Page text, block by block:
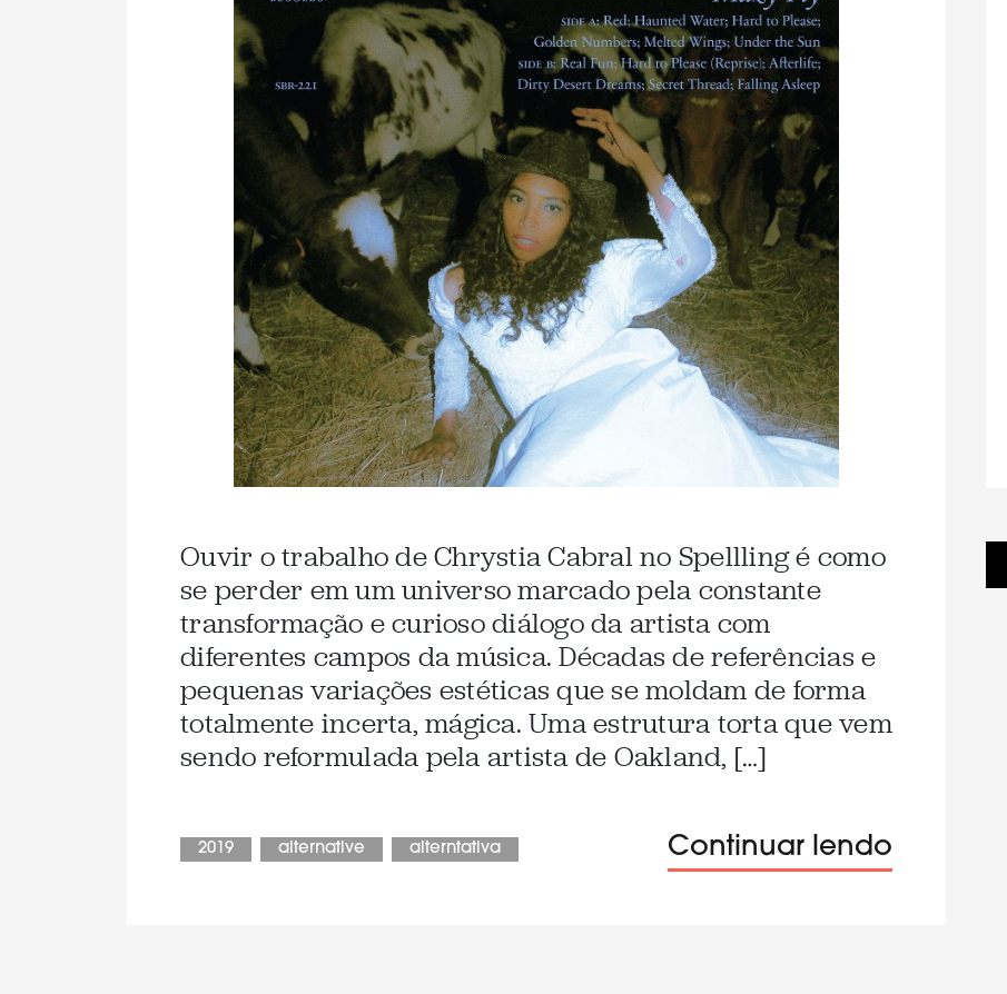
Ouvir o trabalho de Chrystia Cabral no Spellling é como
se perder em um universo marcado pela constante
transformação e curioso diálogo da artista com
diferentes campos da música. Décadas de referências e
pequenas variações estéticas que se moldam de forma
totalmente incerta, mágica. Uma estrutura torta que vem
sendo reformulada pela artista de Oakland, […]
2019 alternative alterntativa Continuar lendo